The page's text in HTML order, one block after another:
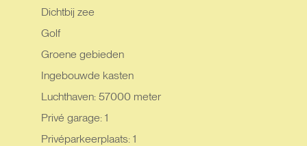
Dichtbij zee
Golf
Groene gebieden
Ingebouwde kasten
Luchthaven: 57000 meter
Privé garage: 1
Privéparkeerplaats: 1